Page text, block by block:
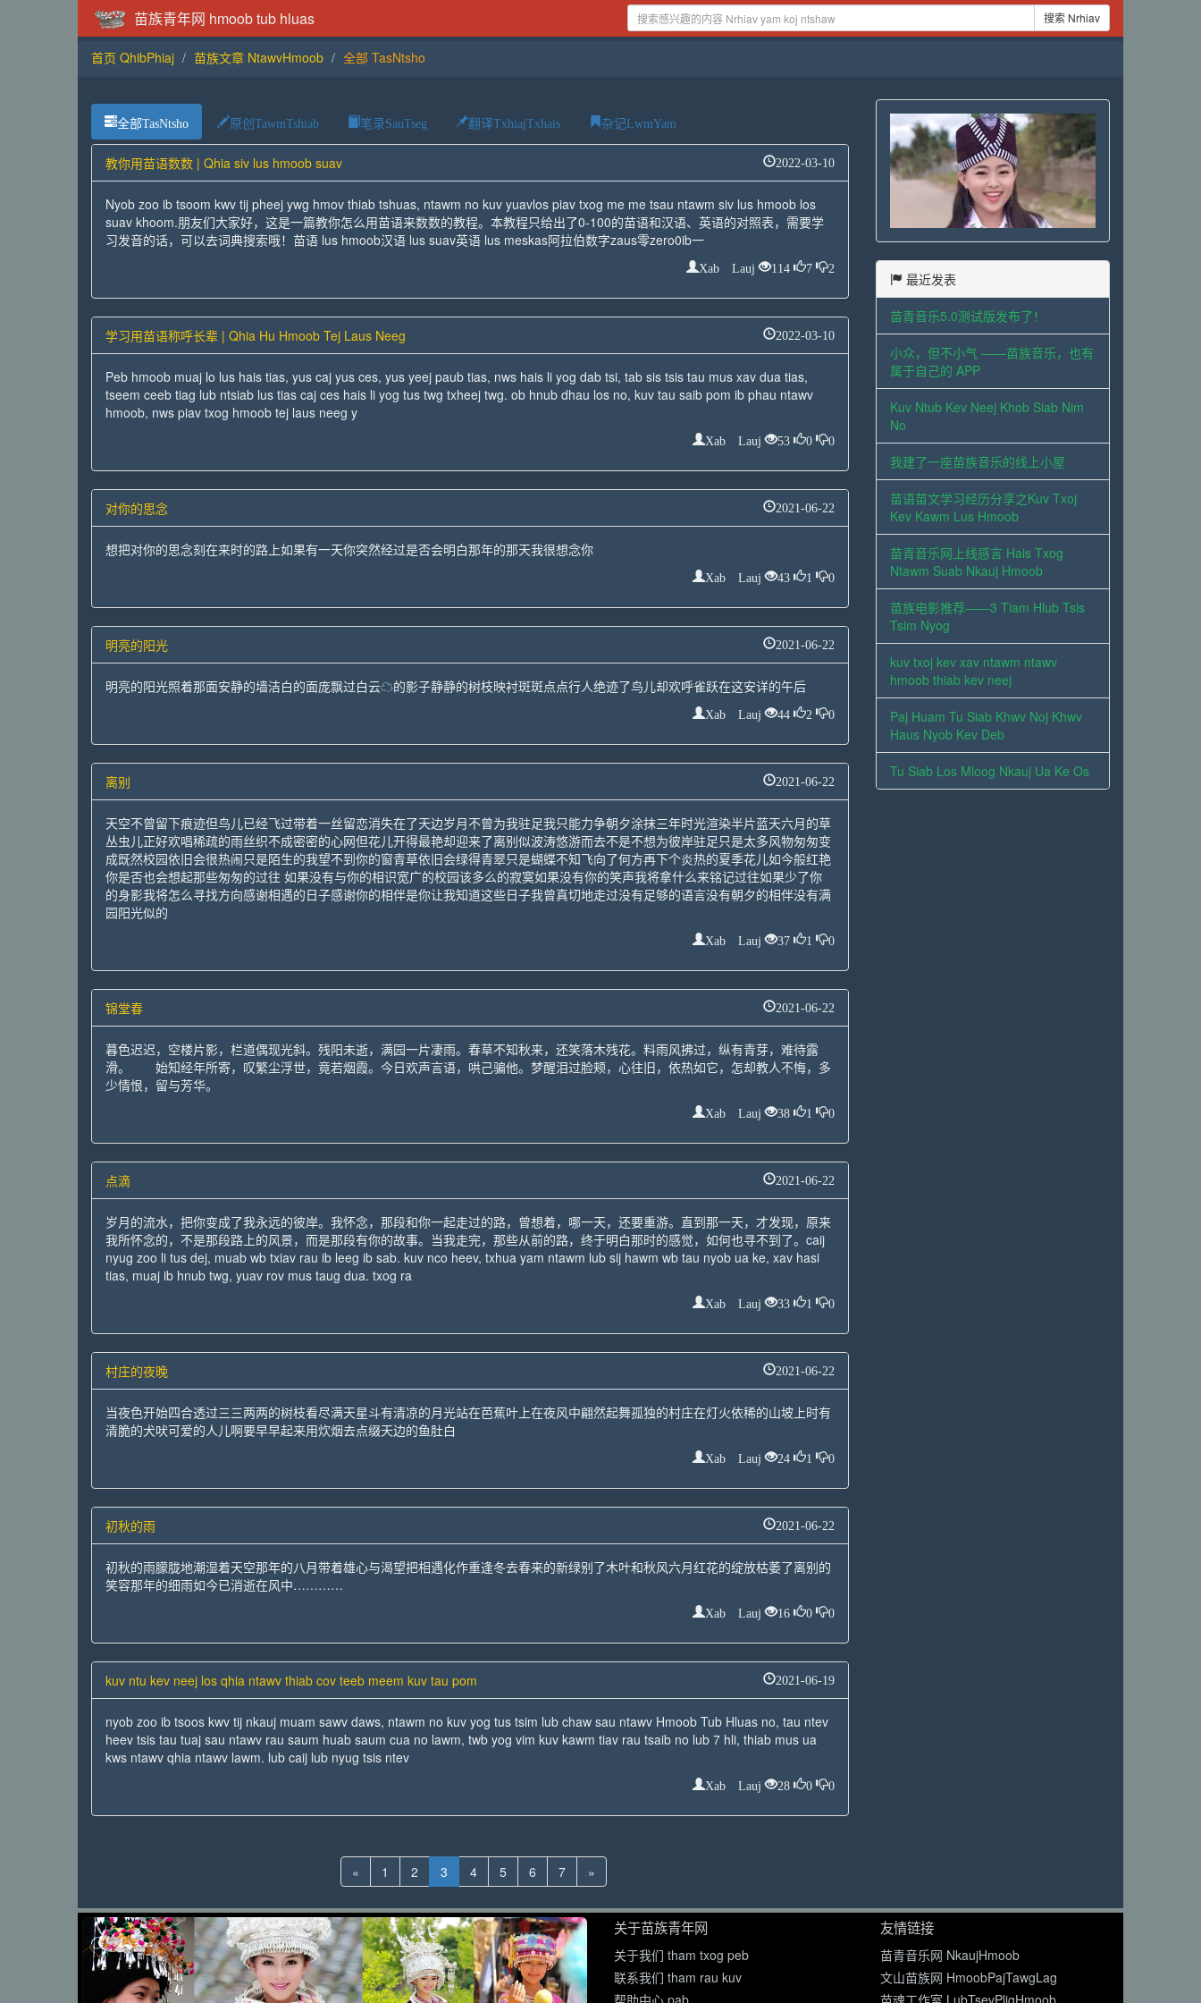
苗族青年网 hmoob tub hluas 搜索 Nrhiav
首页 QhibPhiaj 苗族文章 NtawvHmoob 全部 TasNtsho
全部TasNtsho 原创TawmTshiab 笔录SauTseg 翻译TxhiajTxhais 杂记LwmYam
教你用苗语数数 | Qhia siv lus hmoob suav 2022-03-10
Nyob zoo ib tsoom kwv tij pheej ywg hmov thiab tshuas, ntawm no kuv yuavlos piav txog me me tsau ntawm siv lus hmoob los
suav khoom.朋友们大家好，这是一篇教你怎么用苗语来数数的教程。本教程只给出了0-100的苗语和汉语、英语的对照表，需要学
习发音的话，可以去词典搜索哦！苗语 lus hmoob汉语 lus suav英语 lus meskas阿拉伯数字zaus零zero0ib一
Xab Lauj 114 7 2
学习用苗语称呼长辈 | Qhia Hu Hmoob Tej Laus Neeg 2022-03-10
Peb hmoob muaj lo lus hais tias, yus caj yus ces, yus yeej paub tias, nws hais li yog dab tsi, tab sis tsis tau mus xav dua tias,
tseem ceeb tiag lub ntsiab lus tias caj ces hais li yog tus twg txheej twg. ob hnub dhau los no, kuv tau saib pom ib phau ntawv
hmoob, nws piav txog hmoob tej laus neeg y
Xab Lauj 53 0 0
对你的思念 2021-06-22
想把对你的思念刻在来时的路上如果有一天你突然经过是否会明白那年的那天我很想念你
Xab Lauj 43 1 0
明亮的阳光 2021-06-22
明亮的阳光照着那面安静的墙洁白的面庞飘过白云☁的影子静静的树枝映衬斑斑点点行人绝迹了鸟儿却欢呼雀跃在这安详的午后
Xab Lauj 44 2 0
离别 2021-06-22
天空不曾留下痕迹但鸟儿已经飞过带着一丝留恋消失在了天边岁月不曾为我驻足我只能力争朝夕涂抹三年时光渲染半片蓝天六月的草
丛虫儿正好欢唱稀疏的雨丝织不成密密的心网但花儿开得最艳却迎来了离别似波涛悠游而去不是不想为彼岸驻足只是太多风物匆匆变
成既然校园依旧会很热闹只是陌生的我望不到你的窗青草依旧会绿得青翠只是蝴蝶不知飞向了何方再下个炎热的夏季花儿如今般红艳
你是否也会想起那些匆匆的过往 如果没有与你的相识宽广的校园该多么的寂寞如果没有你的笑声我将拿什么来铭记过往如果少了你
的身影我将怎么寻找方向感谢相遇的日子感谢你的相伴是你让我知道这些日子我曾真切地走过没有足够的语言没有朝夕的相伴没有满
园阳光似的
Xab Lauj 37 1 0
锦堂春 2021-06-22
暮色迟迟，空楼片影，栏道偶现光斜。残阳未逝，满园一片凄雨。春草不知秋来，还笑落木残花。料雨风拂过，纵有青芽，难待露
滑。 始知经年所寄，叹繁尘浮世，竟若烟霞。今日欢声言语，哄己骗他。梦醒泪过脸颊，心往旧，依热如它，怎却教人不悔，多
少情恨，留与芳华。
Xab Lauj 38 1 0
点滴 2021-06-22
岁月的流水，把你变成了我永远的彼岸。我怀念，那段和你一起走过的路，曾想着，哪一天，还要重游。直到那一天，才发现，原来
我所怀念的，不是那段路上的风景，而是那段有你的故事。当我走完，那些从前的路，终于明白那时的感觉，如何也寻不到了。caij
nyug zoo li tus dej, muab wb txiav rau ib leeg ib sab. kuv nco heev, txhua yam ntawm lub sij hawm wb tau nyob ua ke, xav hasi
tias, muaj ib hnub twg, yuav rov mus taug dua. txog ra
Xab Lauj 33 1 0
村庄的夜晚 2021-06-22
当夜色开始四合透过三三两两的树枝看尽满天星斗有清凉的月光站在芭蕉叶上在夜风中翩然起舞孤独的村庄在灯火依稀的山坡上时有
清脆的犬吠可爱的人儿啊要早早起来用炊烟去点缀天边的鱼肚白
Xab Lauj 24 1 0
初秋的雨 2021-06-22
初秋的雨朦胧地潮湿着天空那年的八月带着雄心与渴望把相遇化作重逢冬去春来的新绿别了木叶和秋风六月红花的绽放枯萎了离别的
笑容那年的细雨如今已消逝在风中…………
Xab Lauj 16 0 0
kuv ntu kev neej los qhia ntawv thiab cov teeb meem kuv tau pom 2021-06-19
nyob zoo ib tsoos kwv tij nkauj muam sawv daws, ntawm no kuv yog tus tsim lub chaw sau ntawv Hmoob Tub Hluas no, tau ntev
heev tsis tau tuaj sau ntawv rau saum huab saum cua no lawm, twb yog vim kuv kawm tiav rau tsaib no lub 7 hli, thiab mus ua
kws ntawv qhia ntawv lawm. lub caij lub nyug tsis ntev
Xab Lauj 28 0 0
最近发表
苗青音乐5.0测试版发布了！
小众，但不小气 ——苗族音乐，也有
属于自己的 APP
Kuv Ntub Kev Neej Khob Siab Nim
No
我建了一座苗族音乐的线上小屋
苗语苗文学习经历分享之Kuv Txoj
Kev Kawm Lus Hmoob
苗青音乐网上线感言 Hais Txog
Ntawm Suab Nkauj Hmoob
苗族电影推荐——3 Tiam Hlub Tsis
Tsim Nyog
kuv txoj kev xav ntawm ntawv
hmoob thiab kev neej
Paj Huam Tu Siab Khwv Noj Khwv
Haus Nyob Kev Deb
Tu Siab Los Mloog Nkauj Ua Ke Os
« 1 2 3 4 5 6 7 »
关于苗族青年网
关于我们 tham txog peb
联系我们 tham rau kuv
帮助中心 pab
友情链接
苗青音乐网 NkaujHmoob
文山苗族网 HmoobPajTawgLag
苗魂工作室 LubTsevPligHmoob